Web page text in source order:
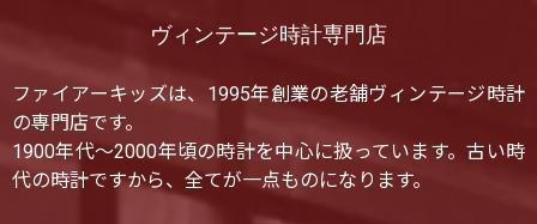
ヴィンテージ時計専門店
ファイアーキッズは、1995年創業の老舗ヴィンテージ時計
の専門店です。
1900年代〜2000年頃の時計を中心に扱っています。古い時
代の時計ですから、全てが一点ものになります。